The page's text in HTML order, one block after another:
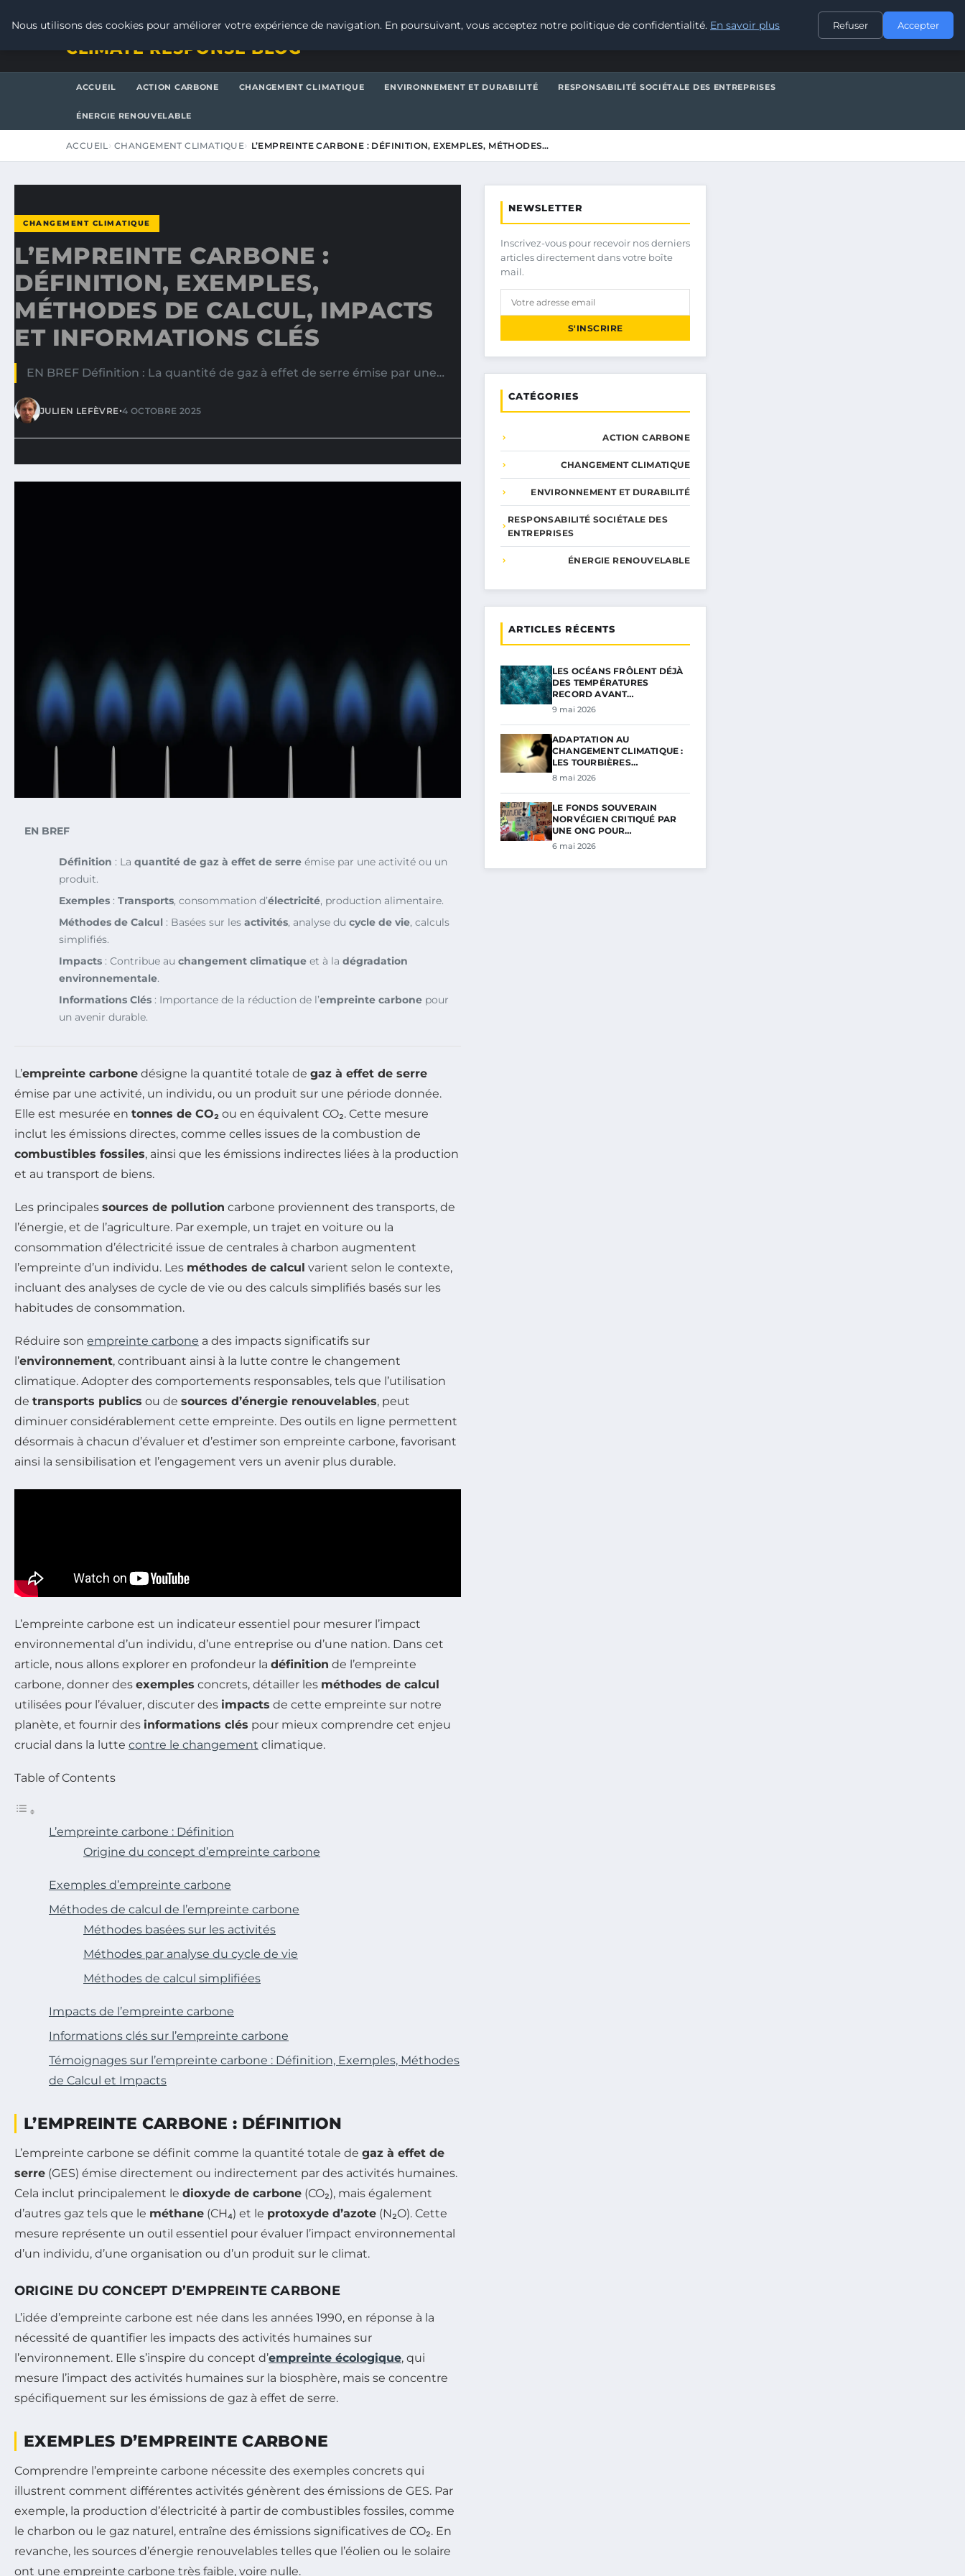
CONTACT
CLIMATE RESPONSE BLOG
ACCUEIL ACTION CARBONE CHANGEMENT CLIMATIQUE ENVIRONNEMENT ET DURABILITÉ RESPONSABILITÉ SOCIÉTALE DES ENTREPRISES
ÉNERGIE RENOUVELABLE
ACCUEIL CHANGEMENT CLIMATIQUE L’EMPREINTE CARBONE : DÉFINITION, EXEMPLES, MÉTHODES…
CHANGEMENT CLIMATIQUE
L’EMPREINTE CARBONE :
DÉFINITION, EXEMPLES,
MÉTHODES DE CALCUL, IMPACTS
ET INFORMATIONS CLÉS
EN BREF Définition : La quantité de gaz à effet de serre émise par une…
JULIEN LEFÈVRE•4 OCTOBRE 2025
EN BREF
Définition : La quantité de gaz à effet de serre émise par une activité ou un
produit.
Exemples : Transports, consommation d’électricité, production alimentaire.
Méthodes de Calcul : Basées sur les activités, analyse du cycle de vie, calculs
simplifiés.
Impacts : Contribue au changement climatique et à la dégradation
environnementale.
Informations Clés : Importance de la réduction de l’empreinte carbone pour
un avenir durable.
L’empreinte carbone désigne la quantité totale de gaz à effet de serre
émise par une activité, un individu, ou un produit sur une période donnée.
Elle est mesurée en tonnes de CO₂ ou en équivalent CO₂. Cette mesure
inclut les émissions directes, comme celles issues de la combustion de
combustibles fossiles, ainsi que les émissions indirectes liées à la production
et au transport de biens.
Les principales sources de pollution carbone proviennent des transports, de
l’énergie, et de l’agriculture. Par exemple, un trajet en voiture ou la
consommation d’électricité issue de centrales à charbon augmentent
l’empreinte d’un individu. Les méthodes de calcul varient selon le contexte,
incluant des analyses de cycle de vie ou des calculs simplifiés basés sur les
habitudes de consommation.
Réduire son empreinte carbone a des impacts significatifs sur
l’environnement, contribuant ainsi à la lutte contre le changement
climatique. Adopter des comportements responsables, tels que l’utilisation
de transports publics ou de sources d’énergie renouvelables, peut
diminuer considérablement cette empreinte. Des outils en ligne permettent
désormais à chacun d’évaluer et d’estimer son empreinte carbone, favorisant
ainsi la sensibilisation et l’engagement vers un avenir plus durable.
L’empreinte carbone est un indicateur essentiel pour mesurer l’impact
environnemental d’un individu, d’une entreprise ou d’une nation. Dans cet
article, nous allons explorer en profondeur la définition de l’empreinte
carbone, donner des exemples concrets, détailler les méthodes de calcul
utilisées pour l’évaluer, discuter des impacts de cette empreinte sur notre
planète, et fournir des informations clés pour mieux comprendre cet enjeu
crucial dans la lutte contre le changement climatique.
Table of Contents
L’empreinte carbone : Définition
Origine du concept d’empreinte carbone
Exemples d’empreinte carbone
Méthodes de calcul de l’empreinte carbone
Méthodes basées sur les activités
Méthodes par analyse du cycle de vie
Méthodes de calcul simplifiées
Impacts de l’empreinte carbone
Informations clés sur l’empreinte carbone
Témoignages sur l’empreinte carbone : Définition, Exemples, Méthodes
de Calcul et Impacts
L’EMPREINTE CARBONE : DÉFINITION
L’empreinte carbone se définit comme la quantité totale de gaz à effet de
serre (GES) émise directement ou indirectement par des activités humaines.
Cela inclut principalement le dioxyde de carbone (CO₂), mais également
d’autres gaz tels que le méthane (CH₄) et le protoxyde d’azote (N₂O). Cette
mesure représente un outil essentiel pour évaluer l’impact environnemental
d’un individu, d’une organisation ou d’un produit sur le climat.
ORIGINE DU CONCEPT D’EMPREINTE CARBONE
L’idée d’empreinte carbone est née dans les années 1990, en réponse à la
nécessité de quantifier les impacts des activités humaines sur
l’environnement. Elle s’inspire du concept d’empreinte écologique, qui
mesure l’impact des activités humaines sur la biosphère, mais se concentre
spécifiquement sur les émissions de gaz à effet de serre.
EXEMPLES D’EMPREINTE CARBONE
Comprendre l’empreinte carbone nécessite des exemples concrets qui
illustrent comment différentes activités génèrent des émissions de GES. Par
exemple, la production d’électricité à partir de combustibles fossiles, comme
le charbon ou le gaz naturel, entraîne des émissions significatives de CO₂. En
revanche, les sources d’énergie renouvelables telles que l’éolien ou le solaire
ont une empreinte carbone très faible, voire nulle.
NEWSLETTER
Inscrivez-vous pour recevoir nos derniers
articles directement dans votre boîte
mail.
S'INSCRIRE
CATÉGORIES
ACTION CARBONE
CHANGEMENT CLIMATIQUE
ENVIRONNEMENT ET DURABILITÉ
RESPONSABILITÉ SOCIÉTALE DES
ENTREPRISES
ÉNERGIE RENOUVELABLE
ARTICLES RÉCENTS
LES OCÉANS FRÔLENT DÉJÀ
DES TEMPÉRATURES
RECORD AVANT…
9 mai 2026
ADAPTATION AU
CHANGEMENT CLIMATIQUE :
LES TOURBIÈRES…
8 mai 2026
LE FONDS SOUVERAIN
NORVÉGIEN CRITIQUÉ PAR
UNE ONG POUR…
6 mai 2026
Nous utilisons des cookies pour améliorer votre expérience de navigation. En poursuivant, vous acceptez notre politique de confidentialité. En savoir plus Refuser Accepter